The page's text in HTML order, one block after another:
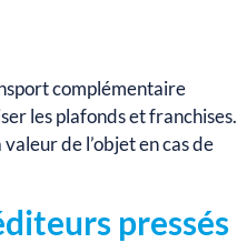
complémentaire
les plafonds et franchises.
de l’objet en cas de
pressés